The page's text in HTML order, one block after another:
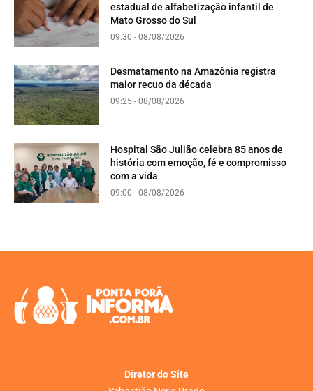
estadual de alfabetização infantil de
Mato Grosso do Sul
09:30 - 08/08/2026
Desmatamento na Amazônia registra
maior recuo da década
09:25 - 08/08/2026
Hospital São Julião celebra 85 anos de
história com emoção, fé e compromisso
com a vida
09:00 - 08/08/2026
Diretor do Site